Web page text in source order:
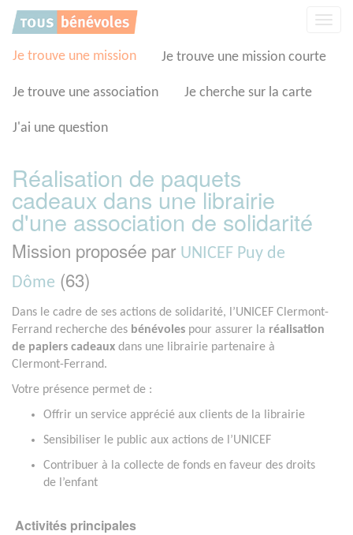
Je trouve une mission Je trouve une mission courte
Je trouve une association Je cherche sur la carte
J'ai une question
Réalisation de paquets
cadeaux dans une librairie
d'une association de solidarité
Mission proposée par UNICEF Puy de
Dôme (63)
Dans le cadre de ses actions de solidarité, l’UNICEF Clermont-
Ferrand recherche des bénévoles pour assurer la réalisation
de papiers cadeaux dans une librairie partenaire à
Clermont-Ferrand.
Votre présence permet de :
Offrir un service apprécié aux clients de la librairie
Sensibiliser le public aux actions de l’UNICEF
Contribuer à la collecte de fonds en faveur des droits
de l’enfant
Activités principales
Panneau de gestion des cookies